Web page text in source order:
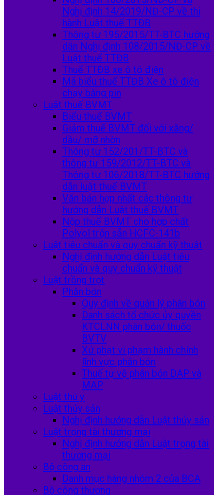
Nghị định 14/2019/NĐ-CP về thi
hành Luật thuế TTĐB
Thông tư 195/2015/TT-BTC hướng
dẫn Nghị định 108/2015/NĐ-CP về
Luật thuế TTĐB
Thuế TTĐB xe ô tô điện
Mã biểu thuế TTĐB Xe ô tô điện
chạy bằng pin
Luật thuế BVMT
Biểu thuế BVMT
Giảm thuế BVMT đối với xăng/
dầu/ mỡ nhờn
Thông tư 152/201/TT-BTC và
thông tư 159/2012/TT-BTC và
Thông tư 106/2018/TT-BTC hướng
dẫn luật thuế BVMT
Văn bản hợp nhất các thông tư
hướng dẫn Luật thuế BVMT
Nộp thuế BVMT cho hợp chất
Polyol trộn sẵn HCFC-141b
Luật tiêu chuẩn và quy chuẩn kỹ thuật
Nghị định hướng dẫn Luật tiêu
chuẩn và quy chuẩn kỹ thuật
Luật trồng trọt
Phân bón
Quy định về quản lý phân bón
Danh sách tổ chức ủy quyền
KTCLNN phân bón/ thuốc
BVTV
Xử phạt vi phạm hành chính
lĩnh vực phân bón
Thuế tự vệ phân bón DAP và
MAP
Luật thú y
Luật thủy sản
Nghị định hướng dẫn Luật thủy sản
Luật trọng tài thương mại
Nghị định hướng dẫn Luật trọng tài
thương mại
Bộ công an
Danh mục hàng nhóm 2 của BCA
Bộ công thương